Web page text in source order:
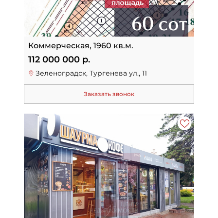
Коммерческая, 1960 кв.м.
112 000 000 р.
Зеленоградск, Тургенева ул., 11
Заказать звонок